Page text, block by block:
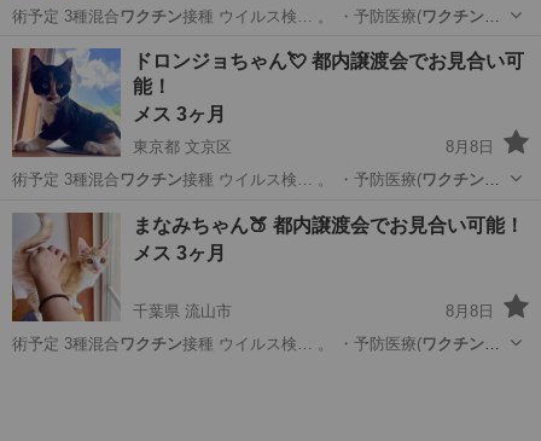
術予定 3種混合 ワクチン接種 ウイルス検… 。 ・予防医療(ワクチン
神奈川 横浜市 去勢手術
ドロンジョちゃん💘 都内譲渡会でお見合い可
能！
メス 3ヶ月
東京都 文京区
8月8日
術予定 3種混合 ワクチン接種 ウイルス検… 。 ・予防医療(ワクチン等)
東京 文京区 去勢手術
まなみちゃん🍑 都内譲渡会でお見合い可能！
メス 3ヶ月
千葉県 流山市
8月8日
術予定 3種混合 ワクチン接種 ウイルス検… 。 ・予防医療(ワクチン等)